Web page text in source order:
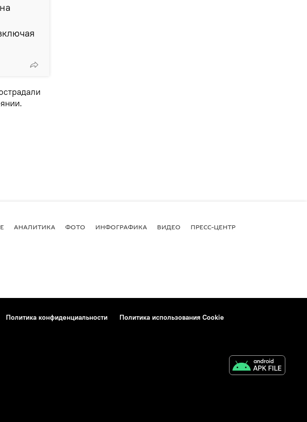
АНАЛИТИКА ФОТО ИНФОГРАФИКА ВИДЕО ПРЕСС-ЦЕНТР
Политика конфиденциальности
Политика использования Cookie